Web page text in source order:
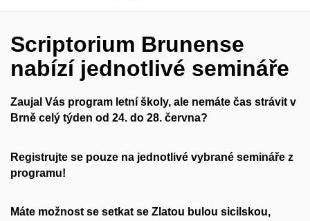
Scriptorium Brunense
nabízí jednotlivé semináře
Zaujal Vás program letní školy, ale nemáte čas strávit v
Brně celý týden od 24. do 28. června?
Registrujte se pouze na jednotlivé vybrané semináře z
programu!
Máte možnost se setkat se Zlatou bulou sicilskou,